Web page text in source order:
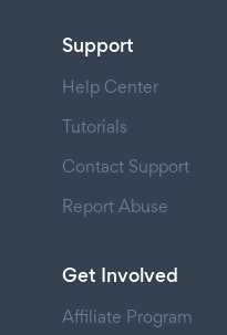
Support
Help Center
Tutorials
Contact Support
Report Abuse
Get Involved
Affiliate Program